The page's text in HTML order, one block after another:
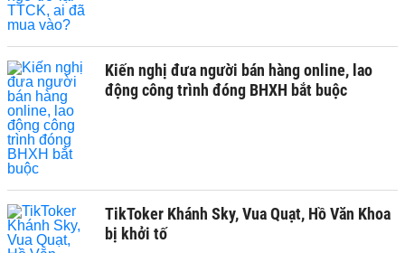
Kiến nghị đưa người bán hàng online, lao
động công trình đóng BHXH bắt buộc
TikToker Khánh Sky, Vua Quạt, Hồ Văn Khoa
bị khởi tố